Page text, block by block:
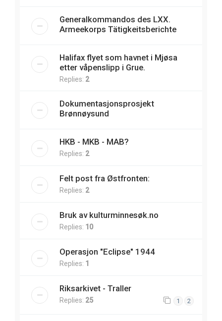
Generalkommandos des LXX.
Armeekorps Tätigkeitsberichte
Halifax flyet som havnet i Mjøsa
etter våpenslipp i Grue.
Replies: 2
Dokumentasjonsprosjekt
Brønnøysund
HKB - MKB - MAB?
Replies: 2
Felt post fra Østfronten:
Replies: 2
Bruk av kulturminnesøk.no
Replies: 10
Operasjon "Eclipse" 1944
Replies: 1
Riksarkivet - Traller
Replies: 25 1 2